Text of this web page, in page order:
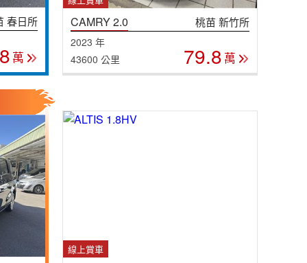
春日所
萬
CAMRY 2.0 桃苗 新竹所
2023 年
43600 公里
79.8 萬
線上賞車